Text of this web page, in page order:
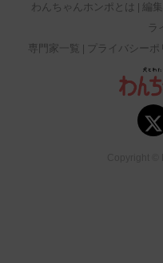
わんちゃんホンポとは 編
ラ
専門家一覧
プライバシーポ